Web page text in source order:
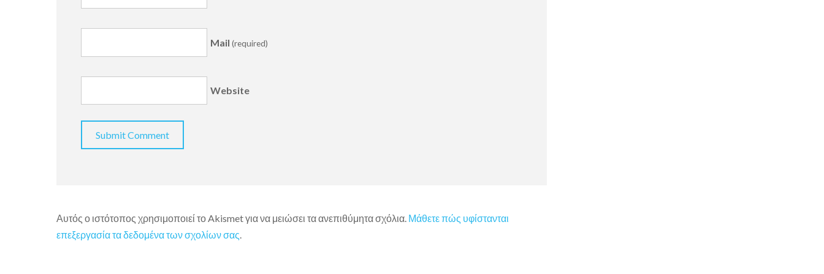
Mail(required)
Website
Αυτός ο ιστότοπος χρησιμοποιεί το Akismet για να μειώσει τα ανεπιθύμητα σχόλια. Μάθετε πώς υφίστανται
επεξεργασία τα δεδομένα των σχολίων σας.